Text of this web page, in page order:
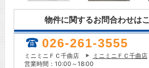
物件に関するお問合わせは
026-261-3555
ミニミニＦＣ千曲店
ミニミニＦＣ千曲店
営業時間：10:00～18:00